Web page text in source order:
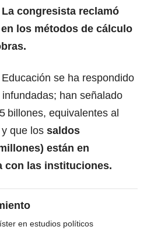
La congresista reclamó
los métodos de cálculo
se ha respondido
han señalado
billones, equivalentes al
que los saldos
están en
con las instituciones.
en estudios políticos